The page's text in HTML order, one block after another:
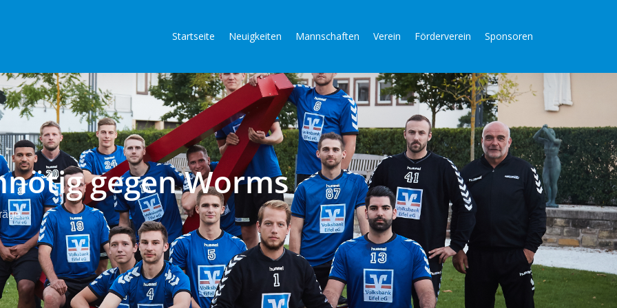
Startseite Neuigkeiten Mannschaften Verein Förderverein Sponsoren
gegen Worms